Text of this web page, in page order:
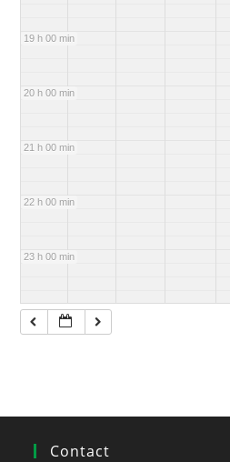
19 h 00 min
20 h 00 min
21 h 00 min
22 h 00 min
23 h 00 min
Contact